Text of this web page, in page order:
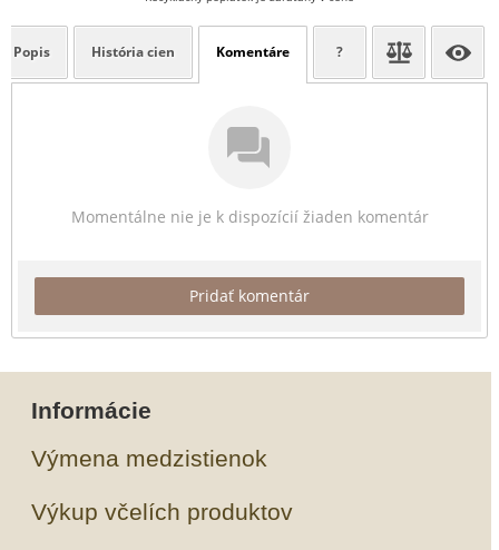
Popis História cien Komentáre ?
Momentálne nie je k dispozícií žiaden komentár
Pridať komentár
Informácie
Výmena medzistienok
Výkup včelích produktov